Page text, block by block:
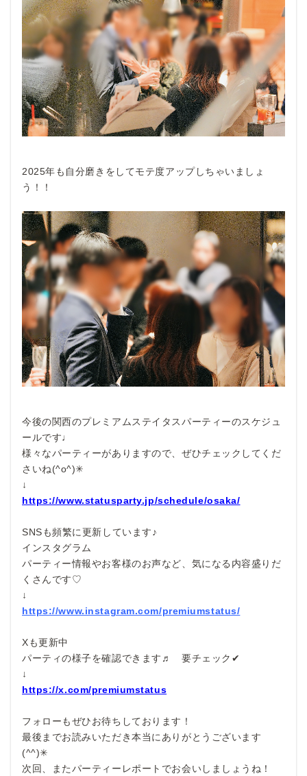
2025年も自分磨きをしてモテ度アップしちゃいましょ
う！！
今後の関西のプレミアムステイタスパーティーのスケジュ
ールです♩
様々なパーティーがありますので、ぜひチェックしてくだ
さいね(^o^)✳︎
↓
https://www.statusparty.jp/schedule/osaka/
SNSも頻繁に更新しています♪
インスタグラム
パーティー情報やお客様のお声など、気になる内容盛りだ
くさんです♡
↓
https://www.instagram.com/premiumstatus/
Xも更新中
パーティの様子を確認できます♬ 要チェック✔︎
↓
https://x.com/premiumstatus
フォローもぜひお待ちしております！
最後までお読みいただき本当にありがとうございます
(^^)✳︎
次回、またパーティーレポートでお会いしましょうね！